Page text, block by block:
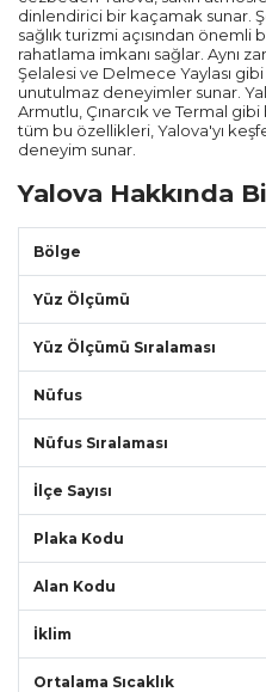
dinlendirici bir kaçamak sunar.
sağlık turizmi açısından önemli
rahatlama imkanı sağlar. Aynı
Şelalesi ve Delmece Yaylası
unutulmaz deneyimler sunar.
Armutlu, Çınarcık ve Termal
tüm bu özellikleri, Yalova'yı
deneyim sunar.
Yalova Hakkında
Bölge
Yüz Ölçümü
Yüz Ölçümü Sıralaması
Nüfus
Nüfus Sıralaması
İlçe Sayısı
Plaka Kodu
Alan Kodu
İklim
Ortalama Sıcaklık